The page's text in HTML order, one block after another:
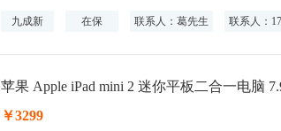
九成新 在保 联系人：葛先生 联系人：
苹果 Apple iPad mini 2 迷你平板二合一电脑
￥3299